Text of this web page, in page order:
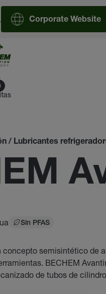
Corporate Website
/ Lubricantes
Sin PFAS
concepto semisintético de
BECHEM
de tubos de